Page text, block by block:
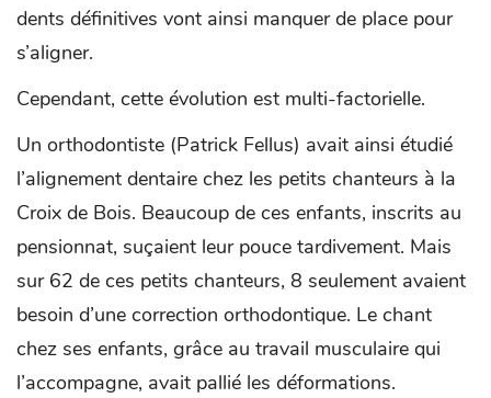
dents définitives vont ainsi manquer de place pour
s’aligner.
Cependant, cette évolution est multi-factorielle.
Un orthodontiste (Patrick Fellus) avait ainsi étudié
l’alignement dentaire chez les petits chanteurs à la
Croix de Bois. Beaucoup de ces enfants, inscrits au
pensionnat, suçaient leur pouce tardivement. Mais
sur 62 de ces petits chanteurs, 8 seulement avaient
besoin d’une correction orthodontique. Le chant
chez ses enfants, grâce au travail musculaire qui
l’accompagne, avait pallié les déformations.